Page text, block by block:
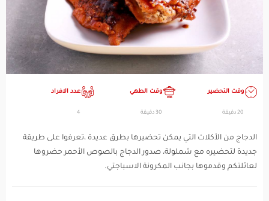
وقت التحضير
20 دقيقة
وقت الطهي
30 دقيقة
عدد الافراد
4
الدجاج من الأكلات التي يمكن تحضيرها بطرق عديدة ،تعرفوا على طريقة
جديدة لتحضيره مع شملولة، صدور الدجاج بالصوص الأحمر حضروها
لعائلتكم وقدموها بجانب المكرونة الاسباجتي.